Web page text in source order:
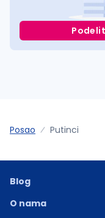
Posao Putinci
Blog
O nama